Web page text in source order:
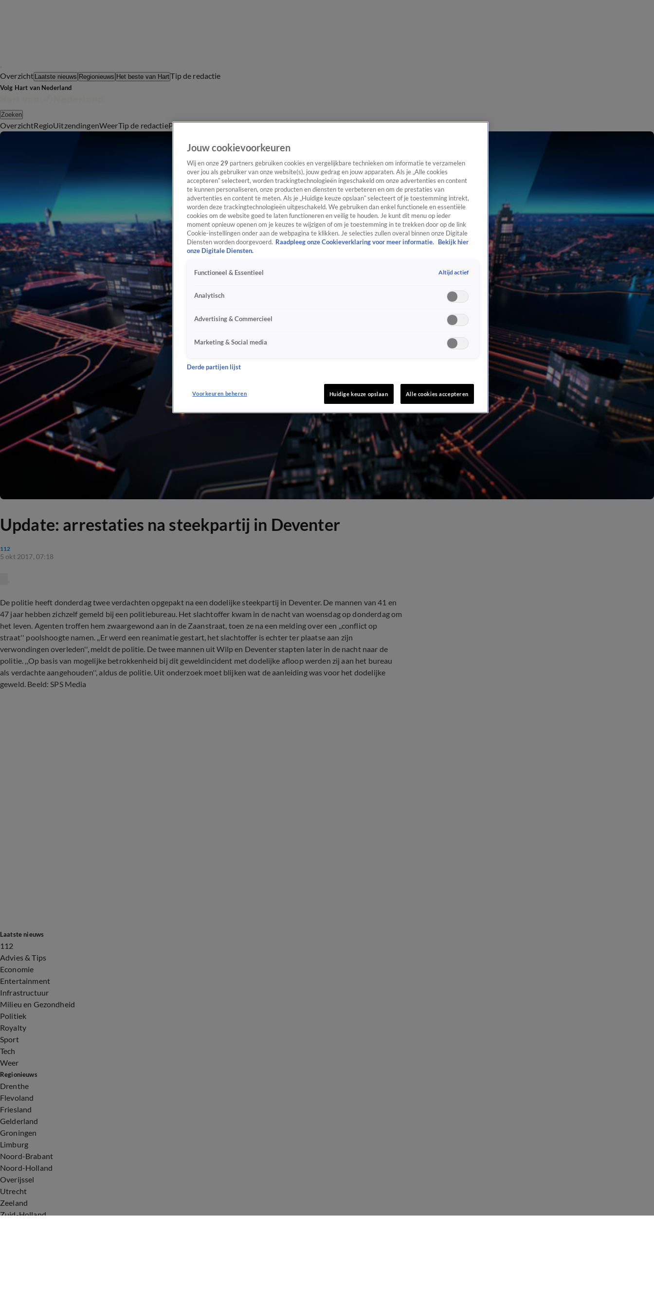
Overzicht Laatste nieuws Regionieuws Het beste van HartTip de redactie
Volg Hart van Nederland
Zoeken
OverzichtRegioUitzendingenWeerTip de redactiePanelVideo's
Update: arrestaties na steekpartij in Deventer
112
5 okt 2017, 07:18
De politie heeft donderdag twee verdachten opgepakt na een dodelijke steekpartij in Deventer. De mannen van 41 en
47 jaar hebben zichzelf gemeld bij een politiebureau. Het slachtoffer kwam in de nacht van woensdag op donderdag om
het leven. Agenten troffen hem zwaargewond aan in de Zaanstraat, toen ze na een melding over een ,,conflict op
straat'' poolshoogte namen. ,,Er werd een reanimatie gestart, het slachtoffer is echter ter plaatse aan zijn
verwondingen overleden'', meldt de politie. De twee mannen uit Wilp en Deventer stapten later in de nacht naar de
politie. ,,Op basis van mogelijke betrokkenheid bij dit geweldincident met dodelijke afloop werden zij aan het bureau
als verdachte aangehouden'', aldus de politie. Uit onderzoek moet blijken wat de aanleiding was voor het dodelijke
geweld. Beeld: SPS Media
Laatste nieuws
112
Advies & Tips
Economie
Entertainment
Infrastructuur
Milieu en Gezondheid
Politiek
Royalty
Sport
Tech
Weer
Regionieuws
Drenthe
Flevoland
Friesland
Gelderland
Groningen
Limburg
Noord-Brabant
Noord-Holland
Overijssel
Utrecht
Zeeland
Zuid-Holland
Jouw cookievoorkeuren
Wij en onze 29 partners gebruiken cookies en vergelijkbare technieken om informatie te verzamelen
over jou als gebruiker van onze website(s), jouw gedrag en jouw apparaten. Als je „Alle cookies
accepteren” selecteert, worden trackingtechnologieën ingeschakeld om onze advertenties en content
te kunnen personaliseren, onze producten en diensten te verbeteren en om de prestaties van
advertenties en content te meten. Als je „Huidige keuze opslaan” selecteert of je toestemming intrekt,
worden deze trackingtechnologieën uitgeschakeld. We gebruiken dan enkel functionele en essentiële
cookies om de website goed te laten functioneren en veilig te houden. Je kunt dit menu op ieder
moment opnieuw openen om je keuzes te wijzigen of om je toestemming in te trekken door op de link
Cookie-instellingen onder aan de webpagina te klikken. Je selecties zullen overal binnen onze Digitale
Diensten worden doorgevoerd. Raadpleeg onze Cookieverklaring voor meer informatie.
Bekijk hier
onze Digitale Diensten.
Functioneel & Essentieel Altijd actief
Analytisch
Advertising & Commercieel
Marketing & Social media
Derde partijen lijst
Voorkeuren beheren Huidige keuze opslaan Alle cookies accepteren